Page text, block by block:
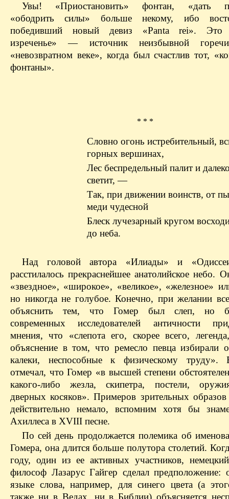
Увы! «Приостановить» фонтан, «дать
«ободрить силы» больше некому, ибо
победивший новый девиз «Panta rei». Это
изреченье» — источник неизбывной
«невозвратном веке», когда был счастлив тот,
фонтаны».
* * *
Словно огонь истребительный,
горных вершинах,
Лес беспредельный палит и
светит, —
Так, при движении воинств, от
меди чудесной
Блеск лучезарный кругом
до неба.
Над головой автора «Илиады» и
расстилалось прекраснейшее анатолийское небо.
«звездное», «широкое», «великое», «железное»
но никогда не голубое. Конечно, при желании
объяснить тем, что Гомер был слеп, но
современных исследователей античности
мнения, что «слепота его, скорее всего,
объяснение в том, что ремесло певца избирали
калеки, неспособные к физическому труду».
отмечал, что Гомер «в высшей степени
какого-либо жезла, скипетра, постели,
дверных косяков». Примеров зрительных
действительно немало, вспомним хотя бы
Ахиллеса в XVIII песне.
По сей день продолжается полемика об
Гомера, она длится больше полутора столетий.
году, один из ее активных участников,
философ Лазарус Гайгер сделал предположение:
языке слова, например, для синего цвета (а